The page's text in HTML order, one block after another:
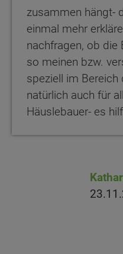
zusammen hängt-
einmal mehr
nachfragen, ob die
so meinen bzw.
speziell im Bereich
natürlich auch für
Häuslebauer- es